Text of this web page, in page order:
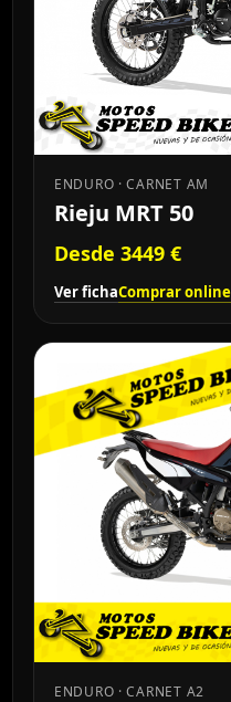
ENDURO · CARNET AM
Rieju MRT 50
Desde 3449 €
Ver fichaComprar online
ENDURO · CARNET A2